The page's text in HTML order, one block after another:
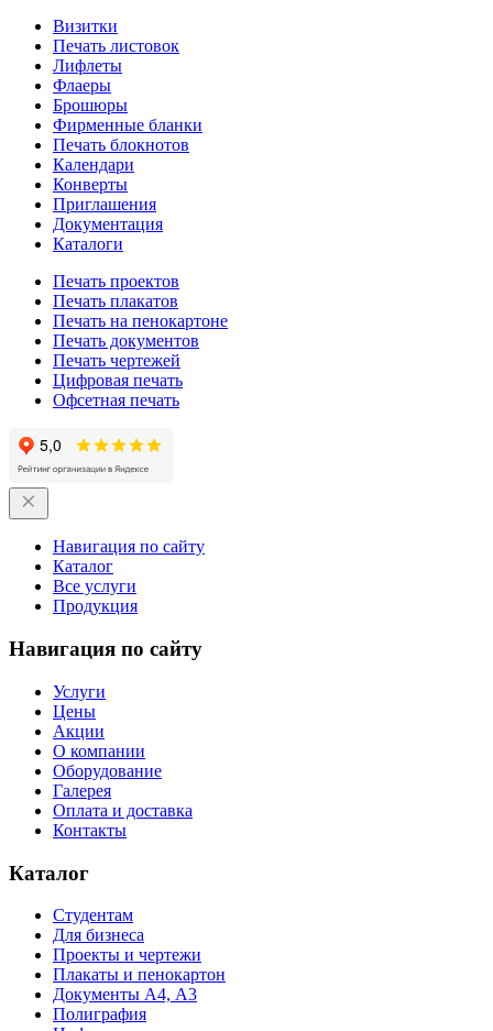
Визитки
Печать листовок
Лифлеты
Флаеры
Брошюры
Фирменные бланки
Печать блокнотов
Календари
Конверты
Приглашения
Документация
Каталоги
Печать проектов
Печать плакатов
Печать на пенокартоне
Печать документов
Печать чертежей
Цифровая печать
Офсетная печать
Навигация по сайту
Каталог
Все услуги
Продукция
Навигация по сайту
Услуги
Цены
Акции
О компании
Оборудование
Галерея
Оплата и доставка
Контакты
Каталог
Студентам
Для бизнеса
Проекты и чертежи
Плакаты и пенокартон
Документы А4, А3
Полиграфия